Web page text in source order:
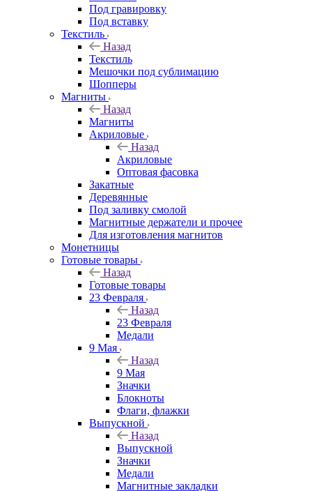
Под гравировку
Под вставку
Текстиль
Назад
Текстиль
Мешочки под сублимацию
Шопперы
Магниты
Назад
Магниты
Акриловые
Назад
Акриловые
Оптовая фасовка
Закатные
Деревянные
Под заливку смолой
Магнитные держатели и прочее
Для изготовления магнитов
Монетницы
Готовые товары
Назад
Готовые товары
23 Февраля
Назад
23 Февраля
Медали
9 Мая
Назад
9 Мая
Значки
Блокноты
Флаги, флажки
Выпускной
Назад
Выпускной
Значки
Медали
Магнитные закладки